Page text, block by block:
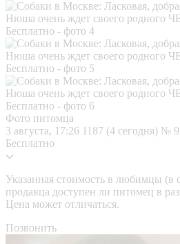
Фото питомца
3 августа, 17:26 1187 (4 сегодня) №
Бесплатно
Указанная стоимость в любимцы (в
продавца доступен ли питомец в
Цена может отличаться.
Позвонить